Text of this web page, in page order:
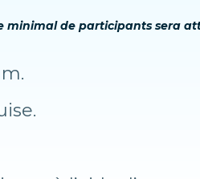
minimal de participants sera